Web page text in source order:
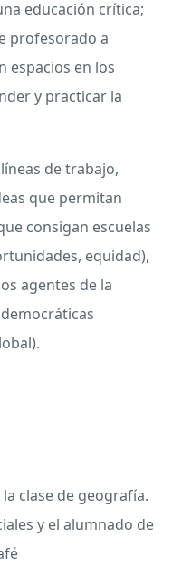
educación crítica;
profesorado a
espacios en los
y practicar la
de trabajo,
que permitan
consigan escuelas
equidad),
agentes de la
clase de geografía.
y el alumnado de